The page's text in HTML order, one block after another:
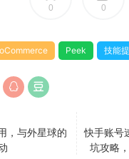
0 0
Peek 技能
，与外星球的
快手账号
坑攻略